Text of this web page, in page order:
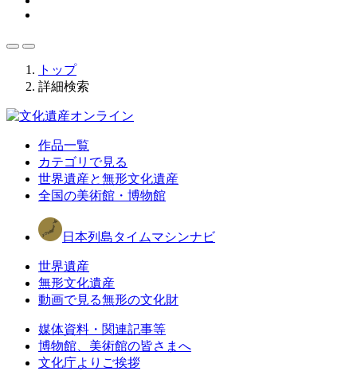
トップ
詳細検索
作品一覧
カテゴリで見る
世界遺産と無形文化遺産
全国の美術館・博物館
日本列島タイムマシンナビ
世界遺産
無形文化遺産
動画で見る無形の文化財
媒体資料・関連記事等
博物館、美術館の皆さまへ
文化庁よりご挨拶